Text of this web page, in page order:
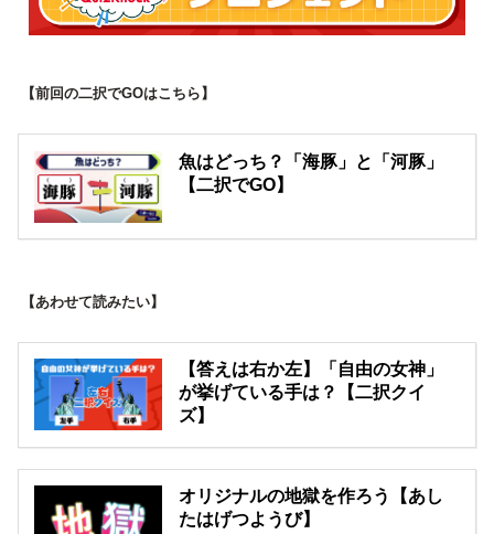
【前回の二択でGOはこちら】
魚はどっち？「海豚」と「河豚」
【二択でGO】
【あわせて読みたい】
【答えは右か左】「自由の女神」
が挙げている手は？【二択クイ
ズ】
オリジナルの地獄を作ろう【あし
たはげつようび】